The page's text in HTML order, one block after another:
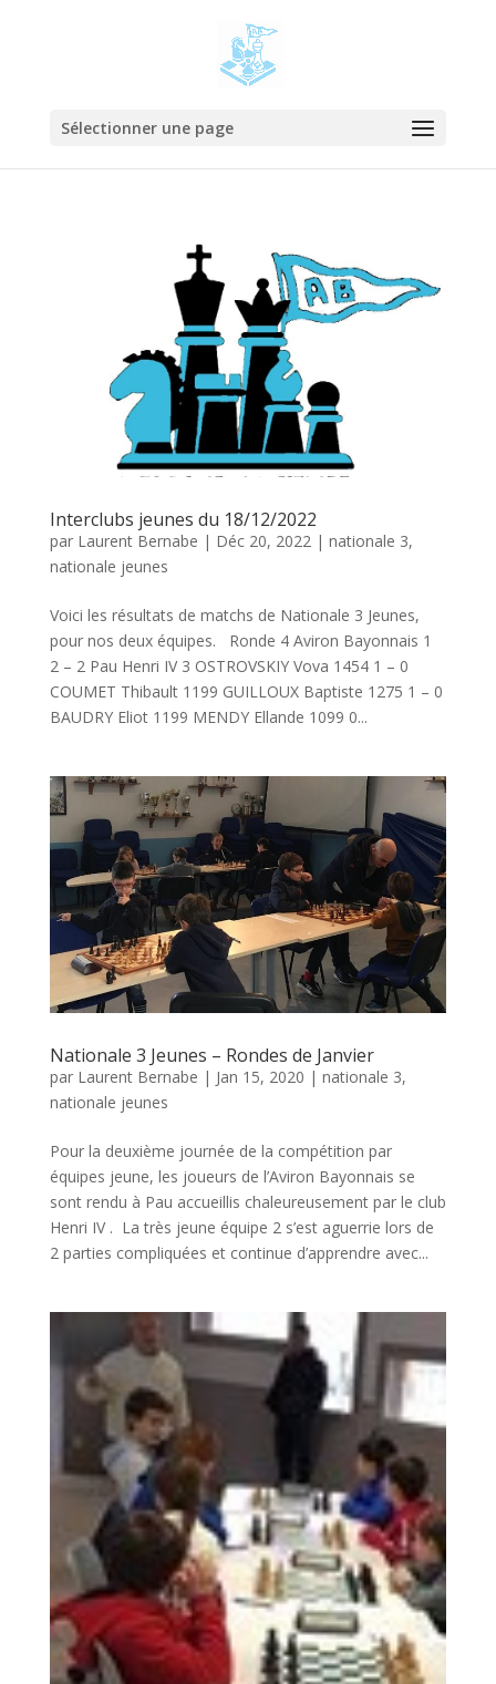
Sélectionner une page
Interclubs jeunes du 18/12/2022
par Laurent Bernabe | Déc 20, 2022| nationale 3,
nationale jeunes
Voici les résultats de matchs de Nationale 3 Jeunes,
pour nos deux équipes. Ronde 4 Aviron Bayonnais 1
2 – 2 Pau Henri IV 3 OSTROVSKIY Vova 1454 1 – 0
COUMET Thibault 1199 GUILLOUX Baptiste 1275 1 – 0
BAUDRY Eliot 1199 MENDY Ellande 1099 0...
Nationale 3 Jeunes – Rondes de Janvier
par Laurent Bernabe | Jan 15, 2020 | nationale 3,
nationale jeunes
Pour la deuxième journée de la compétition par
équipes jeune, les joueurs de l’Aviron Bayonnais se
sont rendu à Pau accueillis chaleureusement par le club
Henri IV . La très jeune équipe 2 s’est aguerrie lors de
2 parties compliquées et continue d’apprendre avec...